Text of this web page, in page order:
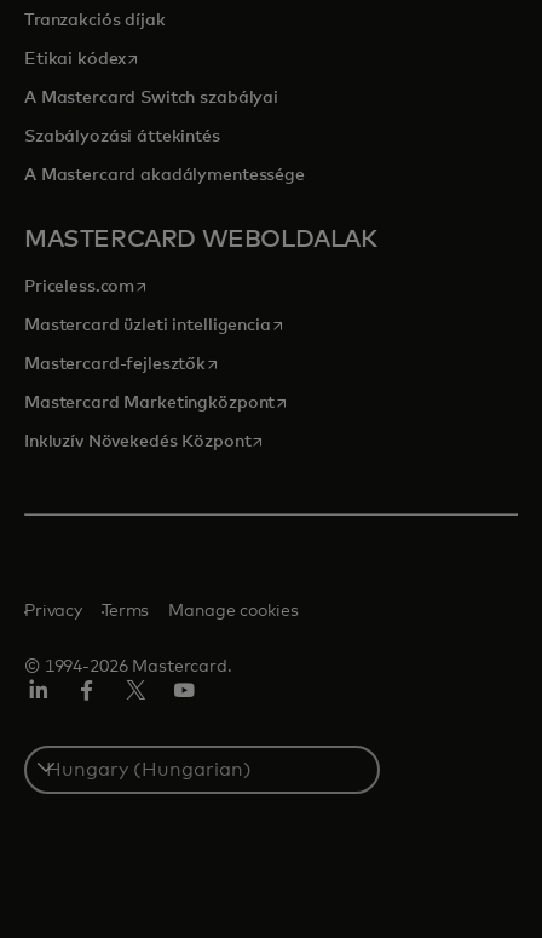
Tranzakciós díjak
Etikai kódexopens in a new tab
A Mastercard Switch szabályai
Szabályozási áttekintés
A Mastercard akadálymentessége
MASTERCARD WEBOLDALAK
Priceless.com opens in a new tab
Mastercard üzleti intelligenciaopens in a new tab
Mastercard-fejlesztők opens in a new tab
Mastercard Marketingközpontopens in a new tab
Inkluzív Növekedés Központopens in a new tab
© 1994-2026 Mastercard.
Privacy Terms Manage cookies
Select
a
country